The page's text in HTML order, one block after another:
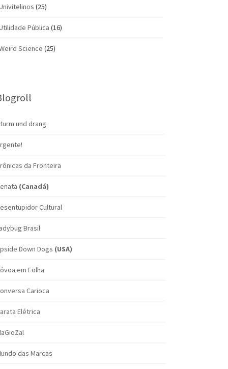
(25)
Pública (16)
Science (25)
und drang
da Fronteira
(Canadá)
Cultural
Brasil
Down Dogs (USA)
em Folha
Carioca
Elétrica
das Marcas